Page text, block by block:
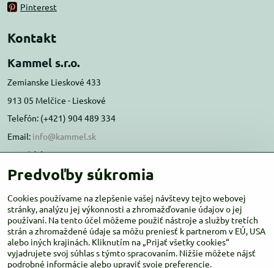
Pinterest
Kontakt
Kammel s.r.o.
Zemianske Lieskové 433
913 05 Melčice - Lieskové
Telefón: (+421) 904 489 334
Email: info@kammel.sk
Prevádzka:
Administratívna budova PD Melčice
Otváracie hodiny:PO-ŠT 8:00 - 16:00
PIA-NE Zatvorené
Predvoľby súkromia
Cookies používame na zlepšenie vašej návštevy tejto webovej
stránky, analýzu jej výkonnosti a zhromažďovanie údajov o jej
používaní. Na tento účel môžeme použiť nástroje a služby tretích
strán a zhromaždené údaje sa môžu preniesť k partnerom v EÚ, USA
alebo iných krajinách. Kliknutím na „Prijať všetky cookies“
vyjadrujete svoj súhlas s týmto spracovaním. Nižšie môžete nájsť
podrobné informácie alebo upraviť svoje preferencie.